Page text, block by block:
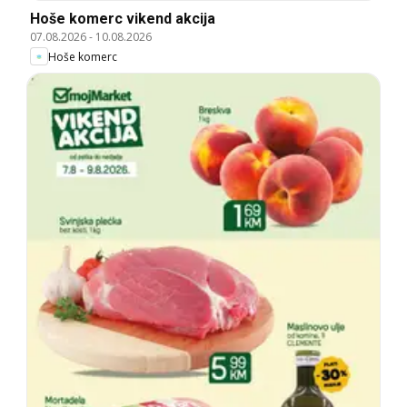
Hoše komerc vikend akcija
07.08.2026- 10.08.2026
Hoše komerc